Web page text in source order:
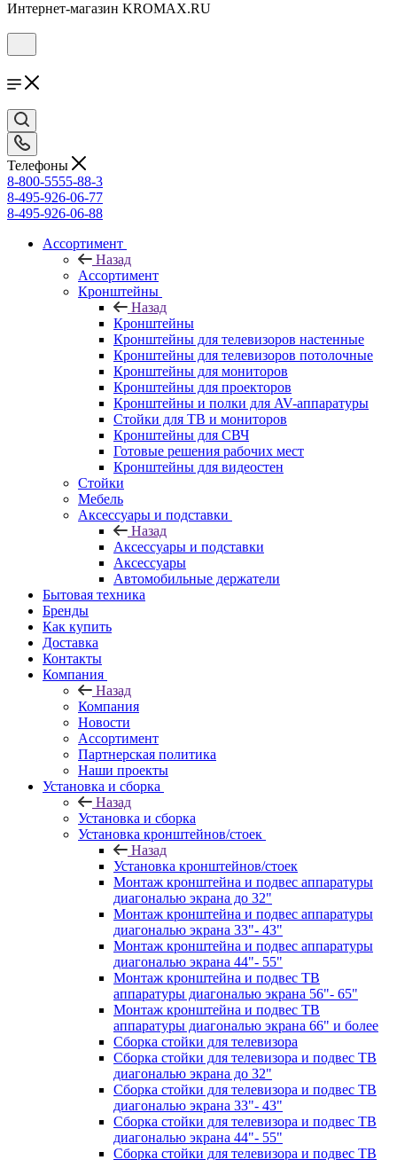
Интернет-магазин KROMAX.RU
Телефоны
8-800-5555-88-3
8-495-926-06-77
8-495-926-06-88
Ассортимент
Назад
Ассортимент
Кронштейны
Назад
Кронштейны
Кронштейны для телевизоров настенные
Кронштейны для телевизоров потолочные
Кронштейны для мониторов
Кронштейны для проекторов
Кронштейны и полки для AV-аппаратуры
Стойки для ТВ и мониторов
Кронштейны для СВЧ
Готовые решения рабочих мест
Кронштейны для видеостен
Стойки
Мебель
Аксессуары и подставки
Назад
Аксессуары и подставки
Аксессуары
Автомобильные держатели
Бытовая техника
Бренды
Как купить
Доставка
Контакты
Компания
Назад
Компания
Новости
Ассортимент
Партнерская политика
Наши проекты
Установка и сборка
Назад
Установка и сборка
Установка кронштейнов/стоек
Назад
Установка кронштейнов/стоек
Монтаж кронштейна и подвес аппаратуры
диагональю экрана до 32"
Монтаж кронштейна и подвес аппаратуры
диагональю экрана 33"- 43"
Монтаж кронштейна и подвес аппаратуры
диагональю экрана 44"- 55"
Монтаж кронштейна и подвес ТВ
аппаратуры диагональю экрана 56"- 65"
Монтаж кронштейна и подвес ТВ
аппаратуры диагональю экрана 66" и более
Сборка стойки для телевизора
Сборка стойки для телевизора и подвес ТВ
диагональю экрана до 32"
Сборка стойки для телевизора и подвес ТВ
диагональю экрана 33"- 43"
Сборка стойки для телевизора и подвес ТВ
диагональю экрана 44"- 55"
Сборка стойки для телевизора и подвес ТВ